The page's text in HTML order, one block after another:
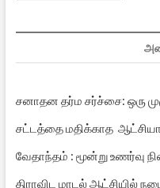
சனாதன தர்ம சர்ச்சை: ஒரு
சட்டத்தை மதிக்காத
வேதாந்தம் : மூன்று உணர்வு
திராவிட மாடல் ஆட்சியில்